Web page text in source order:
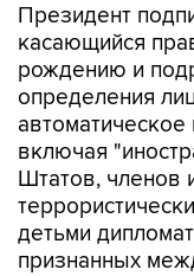
Президент
касающийся
рождению и
определения
включая
Штатов, членов
детьми
признанных